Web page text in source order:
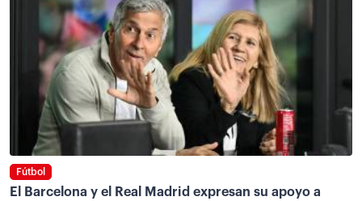
Fútbol
El Barcelona y el Real Madrid expresan su apoyo a